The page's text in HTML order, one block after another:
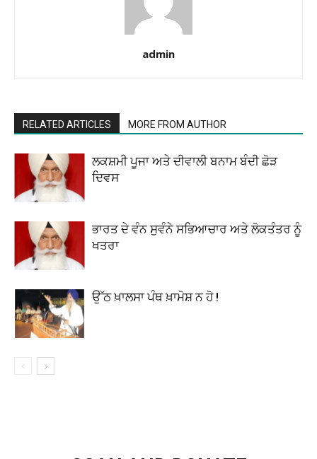
admin
RELATED ARTICLES MORE FROM AUTHOR
ਲਕਸ਼ਮੀ ਪੂਜਾ ਅਤੇ ਦੀਵਾਲੀ ਬਨਾਮ ਬੰਦੀ ਛੋੜ
ਦਿਵਸ
ਭਾਰਤ ਦੇ ਵੰਨ ਸੁਵੰਨੇ ਸਭਿਆਚਾਰ ਅਤੇ ਲੋਕਤੰਤਰ ਨੂੰ
ਖਤਰਾ
ਉੱਠ ਖ਼ਾਲਸਾ ਪੰਥ ਖ਼ਾਮੋਸ਼ ਨ ਹੋ !